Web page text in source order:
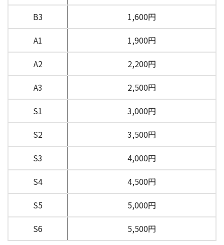
B3
1,600円
A1
1,900円
A2
2,200円
A3
2,500円
S1
3,000円
S2
3,500円
S3
4,000円
S4
4,500円
S5
5,000円
S6
5,500円